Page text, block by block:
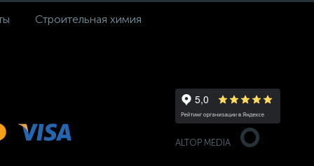
Строительная химия
ALTOP MEDIA